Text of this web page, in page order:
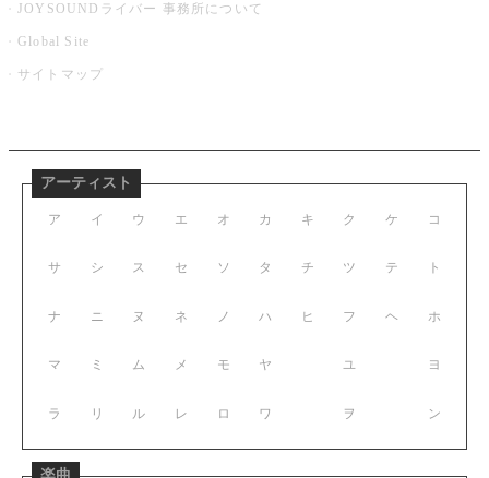
JOYSOUNDライバー 事務所について
Global Site
サイトマップ
アーティスト
ア イ ウ エ オ
サ シ ス セ ソ
ナ ニ ヌ ネ ノ
マ ミ ム メ モ
ラ リ ル レ ロ
カ キ ク ケ コ
タ チ ツ テ ト
ハ ヒ フ ヘ ホ
ヤ ユ ヨ
ワ ヲ ン